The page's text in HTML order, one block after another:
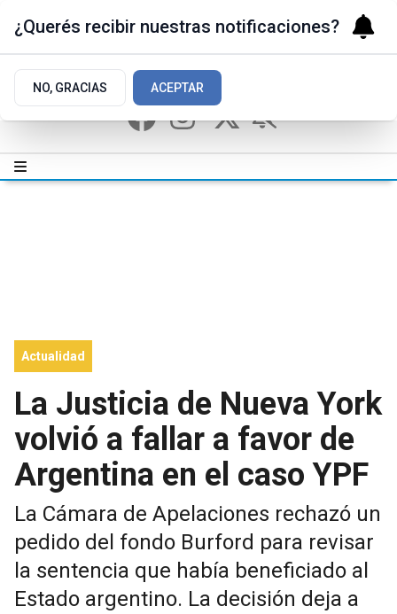
Actualidad
La Justicia de Nueva York
volvió a fallar a favor de
Argentina en el caso YPF
La Cámara de Apelaciones rechazó un
pedido del fondo Burford para revisar
la sentencia que había beneficiado al
Estado argentino. La decisión deja a
¿Querés recibir nuestras notificaciones?
NO, GRACIAS ACEPTAR